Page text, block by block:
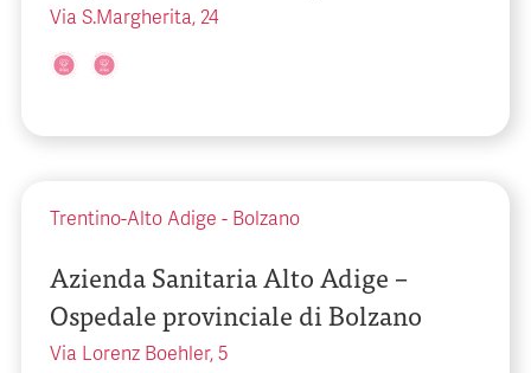
Via S.Margherita, 24
Trentino-Alto Adige - Bolzano
Azienda Sanitaria Alto Adige –
Ospedale provinciale di Bolzano
Via Lorenz Boehler, 5